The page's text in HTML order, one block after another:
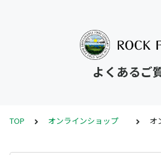
よくあるご
TOP オンラインショップ オ